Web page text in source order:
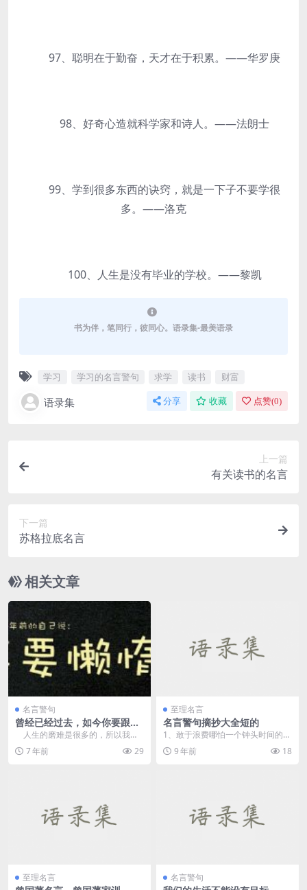
97、聪明在于勤奋，天才在于积累。——华罗庚
98、好奇心造就科学家和诗人。——法朗士
99、学到很多东西的诀窍，就是一下子不要学很
多。——洛克
100、人生是没有毕业的学校。——黎凯
书为伴，笔同行，彼同心。语录集-最美语录
学习 学习的名言警句 求学 读书 财富
语录集 分享 收藏 点赞(0)
上一篇
有关读书的名言
下一篇
苏格拉底名言
相关文章
名言警句
曾经已经过去，如今你要跟自
己好好相处
人生的磨难是很多的，所以我们
不可对于每一件轻微的伤害...
7 年前 29
至理名言
名言警句摘抄大全短的
1、敢于浪费哪怕一个钟头时间的
人，说明他还不懂得珍惜生命的全
部价值。&mdash...
9 年前 18
至理名言 名言警句